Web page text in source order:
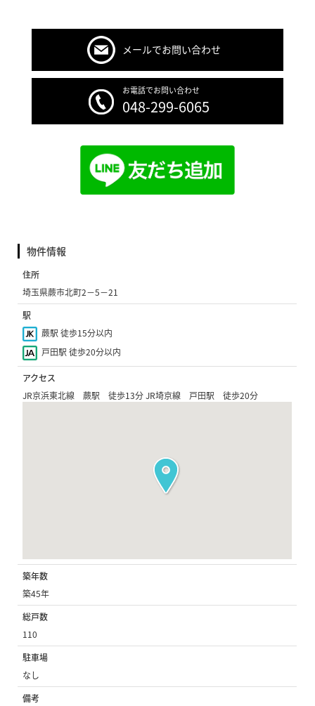
メールでお問い合わせ
お電話でお問い合わせ
048-299-6065
物件情報
住所
埼玉県蕨市北町2−5−21
駅
蕨駅 徒歩15分以内
戸田駅 徒歩20分以内
アクセス
JR京浜東北線 蕨駅 徒歩13分 JR埼京線 戸田駅 徒歩20分
築年数
築45年
総戸数
110
駐車場
なし
備考